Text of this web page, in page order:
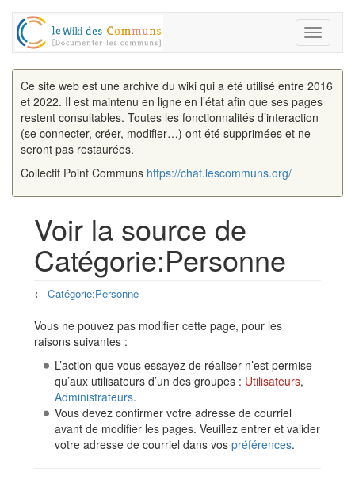
Toggle
Ce site web est une archive du wiki qui a été utilisé entre 2016
et 2022. Il est maintenu en ligne en l’état afin que ses pages
restent consultables. Toutes les fonctionnalités d’interaction
(se connecter, créer, modifier…) ont été supprimées et ne
seront pas restaurées.
Collectif Point Communs https://chat.lescommuns.org/
Voir la source de
Catégorie:Personne
← Catégorie:Personne
Vous ne pouvez pas modifier cette page, pour les
raisons suivantes :
L’action que vous essayez de réaliser n’est permise
qu’aux utilisateurs d’un des groupes : Utilisateurs,
Administrateurs.
Vous devez confirmer votre adresse de courriel
avant de modifier les pages. Veuillez entrer et valider
votre adresse de courriel dans vos préférences.